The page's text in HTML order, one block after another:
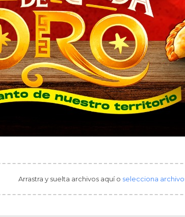
Arrastra y suelta archivos aquí o selecciona